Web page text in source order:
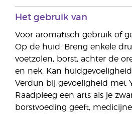
Het gebruik van
Voor aromatisch gebruik of
Op de huid: Breng enkele
voetzolen, borst, achter de
en nek. Kan huidgevoeligheid
Verdun bij gevoeligheid met
Raadpleeg een arts als je
borstvoeding geeft,